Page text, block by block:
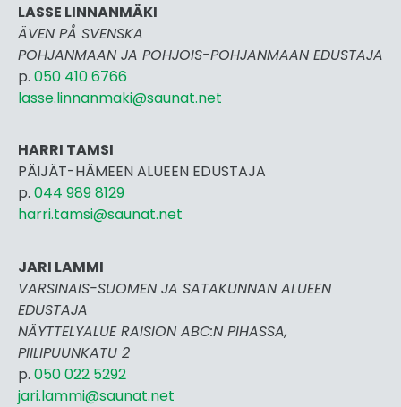
LASSE LINNANMÄKI
ÄVEN PÅ SVENSKA
POHJANMAAN JA POHJOIS-POHJANMAAN EDUSTAJA
p. 050 410 6766
lasse.linnanmaki@saunat.net
HARRI TAMSI
PÄIJÄT-HÄMEEN ALUEEN EDUSTAJA
p. 044 989 8129
harri.tamsi@saunat.net
JARI LAMMI
VARSINAIS-SUOMEN JA SATAKUNNAN ALUEEN
EDUSTAJA
NÄYTTELYALUE RAISION ABC:N PIHASSA,
PIILIPUUNKATU 2
p. 050 022 5292
jari.lammi@saunat.net